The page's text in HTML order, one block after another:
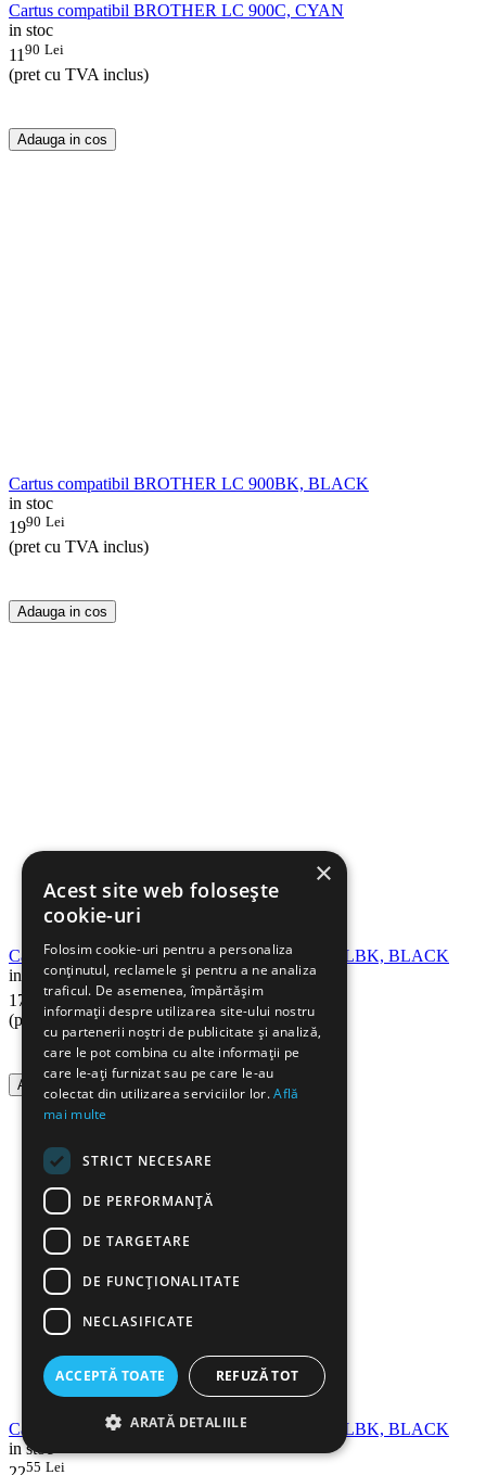
Cartus compatibil BROTHER LC 900C, CYAN
in stoc
11 90 Lei
(pret cu TVA inclus)
Adauga in cos
Cartus compatibil BROTHER LC 900BK, BLACK
in stoc
1990 Lei
(pret cu TVA inclus)
Adauga in cos
Cartus cerneala compatibil BROTHER LC529XLBK, BLACK
in stoc
17
Lei
(pret cu TVA inclus)
Adauga in cos
Cartus cerneala compatibil BROTHER LC227XLBK, BLACK
in stoc
55 Lei
×
Acest site web folosește
cookie-uri
Folosim cookie-uri pentru a personaliza
conținutul, reclamele și pentru a ne analiza
traficul. De asemenea, împărtășim
informații despre utilizarea site-ului nostru
cu partenerii noștri de publicitate și analiză,
care le pot combina cu alte informații pe
care le-ați furnizat sau pe care le-au
colectat din utilizarea serviciilor lor.Află
mai multe
STRICT NECESARE
DE PERFORMANȚĂ
DE TARGETARE
DE FUNCŢIONALITATE
NECLASIFICATE
ACCEPTĂ TOATE REFUZĂ TOT
ARATĂ DETALIILE